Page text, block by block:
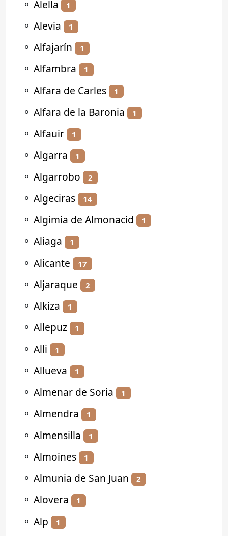
⚬ Alella 1
⚬ Alevia 1
⚬ Alfajarín 1
⚬ Alfambra 1
⚬ Alfara de Carles 1
⚬ Alfara de la Baronia 1
⚬ Alfauir 1
⚬ Algarra 1
⚬ Algarrobo 2
⚬ Algeciras 14
⚬ Algimia de Almonacid 1
⚬ Aliaga 1
⚬ Alicante 17
⚬ Aljaraque 2
⚬ Alkiza 1
⚬ Allepuz 1
⚬ Alli 1
⚬ Allueva 1
⚬ Almenar de Soria 1
⚬ Almendra 1
⚬ Almensilla 1
⚬ Almoines 1
⚬ Almunia de San Juan 2
⚬ Alovera 1
⚬ Alp 1